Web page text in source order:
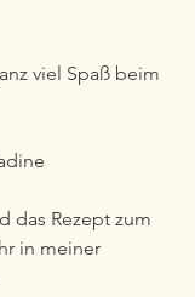
viel Spaß beim
das Rezept zum
in meiner